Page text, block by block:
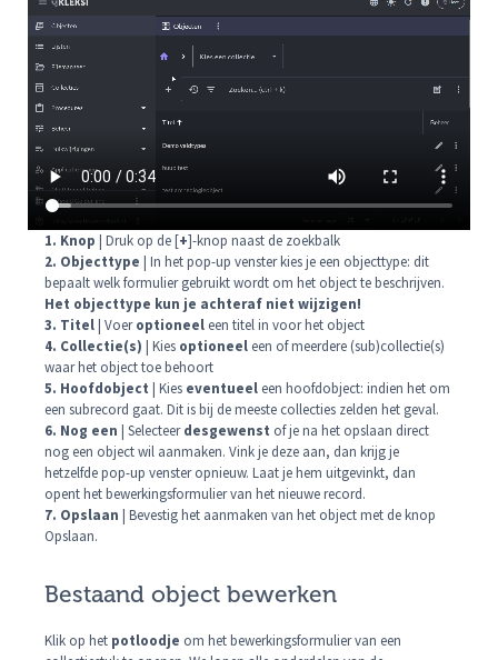
1. Knop | Druk op de [+]-knop naast de zoekbalk
2. Objecttype | In het pop-up venster kies je een objecttype: dit
bepaalt welk formulier gebruikt wordt om het object te beschrijven.
Het objecttype kun je achteraf niet wijzigen!
3. Titel| Voeroptioneel een titel in voor het object
4. Collectie(s) | Kies optioneel een of meerdere (sub)collectie(s)
waar het object toe behoort
5. Hoofdobject | Kies eventueel een hoofdobject: indien het om
een subrecord gaat. Dit is bij de meeste collecties zelden het geval.
6. Nog een | Selecteerdesgewenst of je na het opslaan direct
nog een object wil aanmaken. Vink je deze aan, dan krijg je
hetzelfde pop-up venster opnieuw. Laat je hem uitgevinkt, dan
opent het bewerkingsformulier van het nieuwe record.
7. Opslaan | Bevestig het aanmaken van het object met de knop
Opslaan.
Bestaand object bewerken
Klik op het potloodje om het bewerkingsformulier van een